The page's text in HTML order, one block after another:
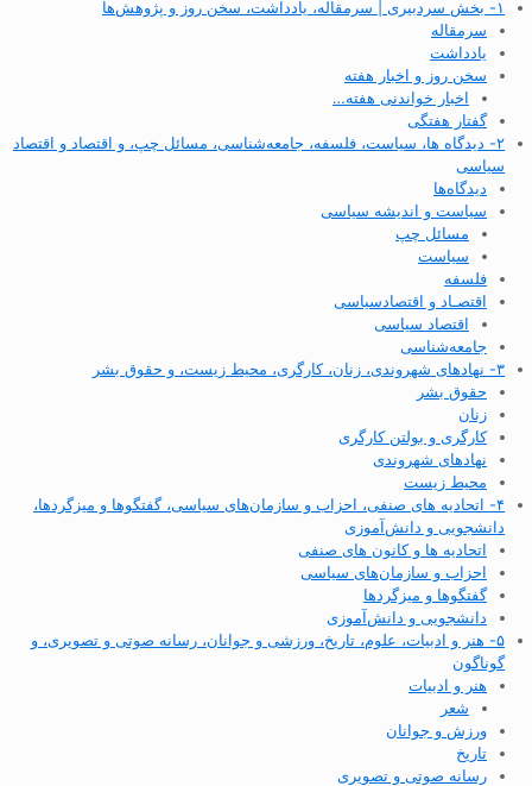
۱- بخش سردبیری | سرمقاله، یادداشت، سخن روز و پژوهش‌ها
سرمقاله
یادداشت
سخن روز و اخبار هفته
اخبار خواندنی هفته…
گفتار هفتگی
۲- دیدگاه ها، سیاست، فلسفه، جامعه‌شناسی، مسائل چپ، و اقتصاد و اقتصاد
سیاسی
دیدگاه‌ها
سیاست و اندیشه سیاسی
مسائل چپ
سیاست
فلسفه
اقتصـاد و اقتصاد‌سیاسی
اقتصاد سیاسی
جامعه‌شناسی
۳- نهادهای شهروندی، زنان، کارگری، محیط زیست، و حقوق بشر
حقوق بشر
زنان
کارگری و بولتن کارگری
نهادهای شهروندی
محیط زیست
۴- اتحادیه های صنفی، احزاب و سازمان‌های سیاسی، گفتگوها و میزگردها،
دانشجویی و دانش‌آموزی
اتحادیه ها و کانون های صنفی
احزاب و سازمان‌های سیاسی
گفتگوها و میزگردها
دانشجویی و دانش‌آموزی
۵- هنر و ادبیات، علوم، تاریخ، ورزشی و جوانان، رسانه صوتی و تصویری، و
گوناگون
هنر و ادبیات
شعر
ورزش و جوانان
تاریخ
رسانه صوتی و تصویری